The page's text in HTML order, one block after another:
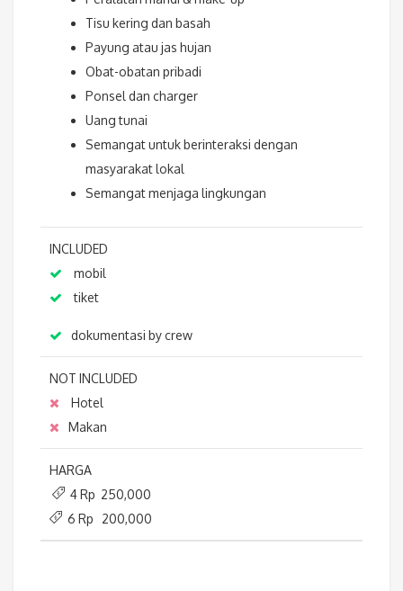
Tisu kering dan basah
Payung atau jas hujan
Obat-obatan pribadi
Ponsel dan charger
Uang tunai
Semangat untuk berinteraksi dengan
masyarakat lokal
Semangat menjaga lingkungan
INCLUDED
mobil
tiket
dokumentasi by crew
NOT INCLUDED
Hotel
Makan
HARGA
4 Rp 250,000
6 Rp 200,000